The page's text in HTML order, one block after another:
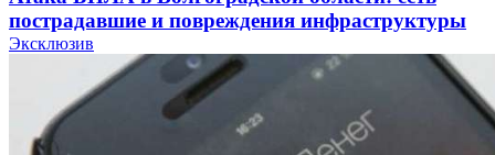
пострадавшие и повреждения инфраструктуры
Волгоградские вузы в топе зарплатного
рейтинга: ВолгГТУ и ВолгГМУ вошли в топ‑15
Эксклюзив